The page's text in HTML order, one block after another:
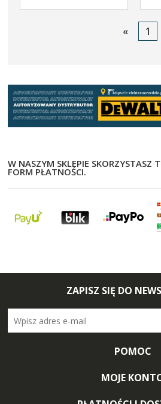
« 1
W NASZYM SKLEPIE SKORZYSTASZ
FORM PŁATNOŚCI.
ZAPISZ SIĘ DO
POMOC
MOJE